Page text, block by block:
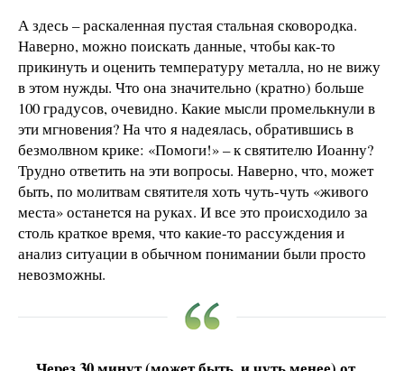
А здесь – раскаленная пустая стальная сковородка.
Наверно, можно поискать данные, чтобы как-то
прикинуть и оценить температуру металла, но не вижу
в этом нужды. Что она значительно (кратно) больше
100 градусов, очевидно. Какие мысли промелькнули в
эти мгновения? На что я надеялась, обратившись в
безмолвном крике: «Помоги!» – к святителю Иоанну?
Трудно ответить на эти вопросы. Наверно, что, может
быть, по молитвам святителя хоть чуть-чуть «живого
места» останется на руках. И все это происходило за
столь краткое время, что какие-то рассуждения и
анализ ситуации в обычном понимании были просто
невозможны.